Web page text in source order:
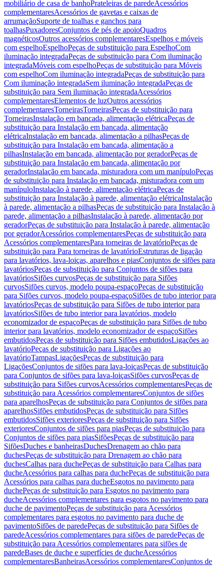
mobiliário de casa de banhoPrateleiras de paredeAcessórios
complementaresAcessórios de gavetas e caixas de
arrumaçãoSuporte de toalhas e ganchos para
toalhasPuxadoresConjuntos de pés de apoioQuadros
magnéticosOutros acessórios complementaresEspelhos e móveis
com espelhoEspelhoPeças de substituição para EspelhoCom
iluminação integradaPeças de substituição para Com iluminação
integradaMóveis com espelhoPeças de substituição para Móveis
com espelhoCom iluminação integradaPeças de substituição para
Com iluminação integradaSem iluminação integradaPeças de
substituição para Sem iluminação integradaAcessórios
complementaresElementos de luzOutros acessórios
complementaresTorneirasTorneirasPeças de substituição para
TorneirasInstalação em bancada, alimentação elétricaPeças de
substituição para Instalação em bancada, alimentação
elétricaInstalação em bancada, alimentação a pilhasPeças de
substituição para Instalação em bancada, alimentação a
pilhasInstalação em bancada, alimentação por geradorPeças de
substituição para Instalação em bancada, alimentação por
geradorInstalação em bancada, misturadora com um manípuloPeças
de substituição para Instalação em bancada, misturadora com um
manípuloInstalação à parede, alimentação elétricaPeças de
substituição para Instalação à parede, alimentação elétricaInstalação
à parede, alimentação a pilhasPeças de substituição para Instalação à
parede, alimentação a pilhasInstalação à parede, alimentação por
geradorPeças de substituição para Instalação à parede, alimentação
por geradorAcessórios complementaresPeças de substituição para
Acessórios complementaresPara torneiras de lavatórioPeças de
substituição para Para torneiras de lavatórioEstruturas de ligação
para lavatórios, lava-loiças, aparelhos e piasConjuntos de sifões para
lavatóriosPeças de substituição para Conjuntos de sifões para
lavatóriosSifões curvosPeças de substituição para Sifões
curvosSifões curvos, modelo poupa-espaçoPeças de substituição
para Sifões curvos, modelo poupa-espaçoSifões de tubo interior para
lavatóriosPeças de substituição para Sifões de tubo interior para
lavatóriosSifões de tubo interior para lavatórios, modelo
economizador de espaçoPeças de substituição para Sifões de tubo
interior para lavatórios, modelo economizador de espaçoSifões
embutidosPeças de substituição para Sifões embutidosLigações ao
lavatórioPeças de substituição para Ligações ao
lavatórioTampasLigaçõesPeças de substituição para
LigaçõesConjuntos de sifões para lava-loiçasPeças de substituição
para Conjuntos de sifões para lava-loiçasSifões curvosPeças de
substituição para Sifões curvosAcessórios complementaresPeças de
substituição para Acessórios complementaresConjuntos de sifões
para aparelhosPeças de substituição para Conjuntos de sifões para
aparelhosSifões embutidosPeças de substituição para Sifões
embutidosSifões exterioresPeças de substituição para Sifões
exterioresConjuntos de sifões para piasPeças de substituição para
Conjuntos de sifões para piasSifõesPeças de substituição para
SifõesDuches e banheirasDuchesDrenagem ao chão para
duchesPeças de substituição para Drenagem ao chão para
duchesCalhas para duchePeças de substituição para Calhas para
ducheAcessórios para calhas para duchePeças de substituição para
Acessórios para calhas para ducheEsgotos no pavimento para
duchePeças de substituição para Esgotos no pavimento para
ducheAcessórios complementares para esgotos no pavimento para
duche de pavimentoPeças de substituição para Acessórios
complementares para esgotos no pavimento para duche de
pavimentoSifões de paredePeças de substituição para Sifões de
paredeAcessórios complementares para sifões de paredePeças de
substituição para Acessórios complementares para sifões de
paredeBases de duche e superfícies de ducheAcessórios
complementaresBanheirasAcessórios complementaresConjuntos de